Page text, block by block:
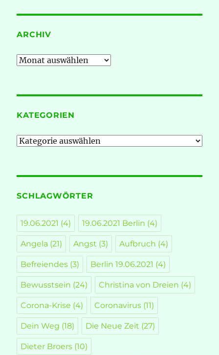
ARCHIV
Archiv
KATEGORIEN
Kategorien
SCHLAGWÖRTER
19.06.2021 (4) 19.06.2021 Berlin (4)
Angela (21) Angst (3) Aufbruch (4)
Befreiendes (3) Berlin 19.06.2021 (4)
Bewusstsein (24) Christina von Dreien (4)
Corona-Krise (4) Coronavirus (11)
Dein Weg (18) Die Neue Zeit (27)
Dieter Broers (10)